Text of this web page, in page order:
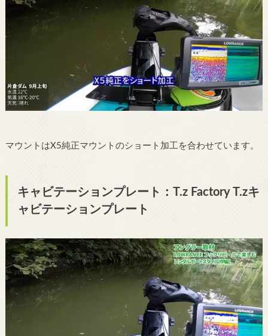
マウントはX5純正マウントのショート加工を合わせています。
キャビテーションプレート：T.z Factory T.zキ
ャビテーションプレート